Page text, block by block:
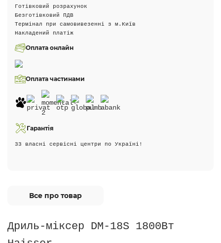
Готівковий розрахунок
Безготівковий ПДВ
Термінал при самовивезенні з м.Київ
Накладений платіж
Оплата онлайн
Оплата частинами
Гарантія
33 власні сервісні центри по Україні!
Все про товар
Дриль-міксер DM-18S 1800Вт